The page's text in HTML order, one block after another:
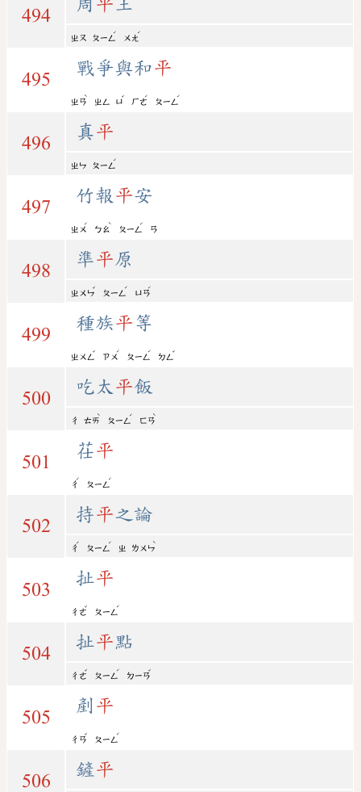
494
周 平王
ㄓㄡ ㄆㄧㄥ
ˊ
ㄨㄤ
ˊ
495
戰爭與和平
ㄓㄢ
ˋ
ㄓㄥ ㄩ
ˇ
ㄏㄜ
ˊ
ㄆㄧㄥ
ˊ
496
真平
ㄓㄣ ㄆㄧㄥ
ˊ
497
竹報 平安
ㄓㄨ
ˊ
ㄅㄠ
ˋ
ㄆㄧㄥ
ˊ
ㄢ
498
準平原
ㄓㄨㄣ
ˇ
ㄆㄧㄥ
ˊ
ㄩㄢ
ˊ
499
種族平 等
ㄓㄨㄥ
ˇ
ㄗㄨ
ˊ
ㄆㄧㄥ
ˊ
ㄉㄥ
ˇ
500
吃太 平飯
ㄔ ㄊㄞ
ˋ
ㄆㄧㄥ
ˊ
ㄈㄢ
ˋ
501
茌平
ㄔ
ˊ
ㄆㄧㄥ
ˊ
502
持平之論
ㄔ
ˊ
ㄆㄧㄥ
ˊ
ㄓ ㄌㄨㄣ
ˋ
503
扯平
ㄔㄜ
ˇ
ㄆㄧㄥ
ˊ
504
扯平點
ㄔㄜ
ˇ
ㄆㄧㄥ
ˊ
ㄉㄧㄢ
ˇ
505
剷 平
ㄔㄢ
ˇ
ㄆㄧㄥ
ˊ
506
鏟平